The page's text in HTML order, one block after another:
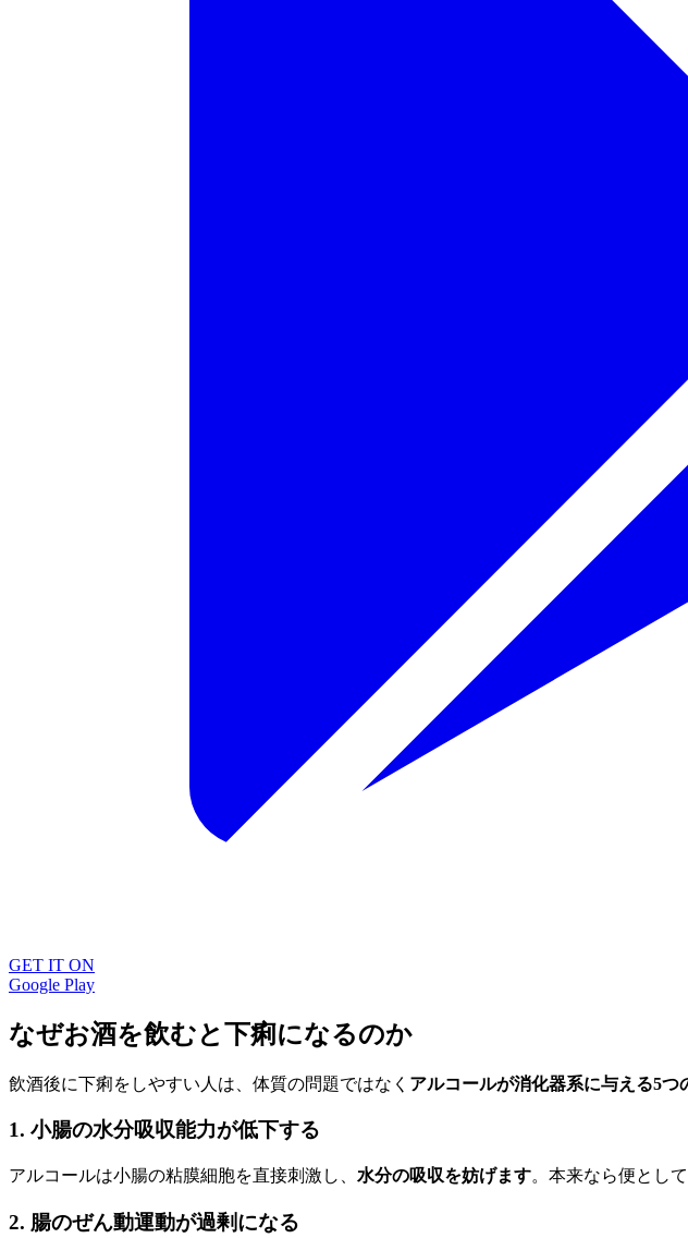
GET IT ON
Google Play
なぜお酒を飲むと下痢になるのか
飲酒後に下痢をしやすい人は、体質の問題ではなく アルコールが消化器系に与える5つ
1. 小腸の水分吸収能力が低下する
アルコールは小腸の粘膜細胞を直接刺激し、 水分の吸収を妨げます。本来なら便とし
2. 腸のぜん動運動が過剰になる